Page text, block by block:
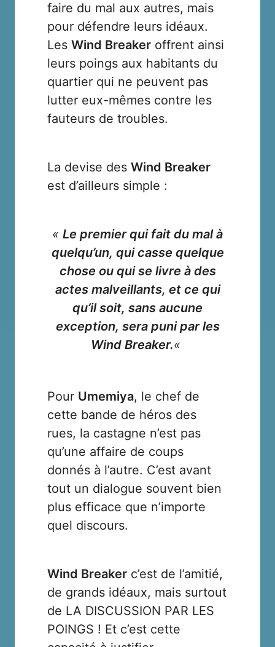
faire du mal aux autres, mais
pour défendre leurs idéaux.
Les Wind Breaker offrent ainsi
leurs poings aux habitants du
quartier qui ne peuvent pas
lutter eux-mêmes contre les
fauteurs de troubles.
La devise des Wind Breaker
est d’ailleurs simple :
« Le premier qui fait du mal à
quelqu’un, qui casse quelque
chose ou qui se livre à des
actes malveillants, et ce qui
qu’il soit, sans aucune
exception, sera puni par les
Wind Breaker.«
Pour Umemiya, le chef de
cette bande de héros des
rues, la castagne n’est pas
qu’une affaire de coups
donnés à l’autre. C’est avant
tout un dialogue souvent bien
plus efficace que n’importe
quel discours.
Wind Breaker c’est de l’amitié,
de grands idéaux, mais surtout
de LA DISCUSSION PAR LES
POINGS ! Et c’est cette